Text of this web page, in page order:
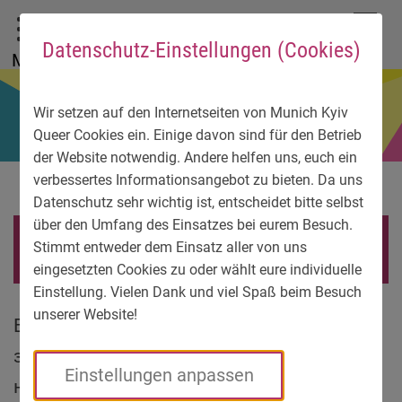
Datenschutz-Einstellungen (Cookies)
Wir setzen auf den Internetseiten von Munich Kyiv
Queer Cookies ein. Einige davon sind für den Betrieb
der Website notwendig. Andere helfen uns, euch ein
verbessertes Informationsangebot zu bieten. Da uns
Datenschutz sehr wichtig ist, entscheidet bitte selbst
über den Umfang des Einsatzes bei eurem Besuch.
Stimmt entweder dem Einsatz aller von uns
eingesetzten Cookies zu oder wählt eure individuelle
Einstellung. Vielen Dank und viel Spaß beim Besuch
unserer Website!
Einstellungen anpassen
До головного меню
Zum Sprachmenü
Zur Suche
Перейти до вмісту
Zu den Service-Informationen
Menü
ЛГБТІК* в Україні
Війна все змінила. Світу, яким ми його
знали, більше не існує. Співпраця з
нашими друзями в Україні, яка колись